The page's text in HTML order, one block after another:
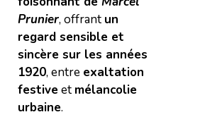
Prunier, offrant un
regard sensible et
sincère sur les années
1920, entre exaltation
festive et mélancolie
urbaine.